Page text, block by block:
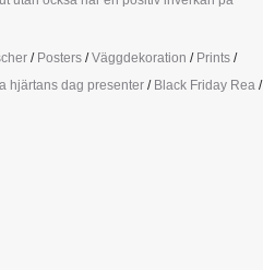
/ Posters /Väggdekoration / Prints /
hjärtans dag presenter / Black Friday Rea /